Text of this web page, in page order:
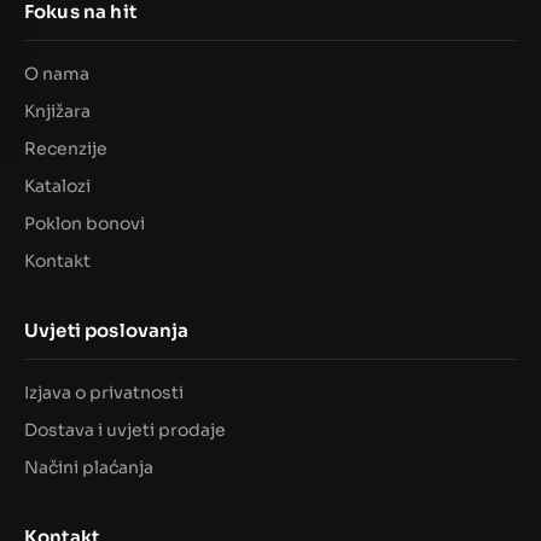
Fokus na hit
O nama
Knjižara
Recenzije
Katalozi
Poklon bonovi
Kontakt
Uvjeti poslovanja
Izjava o privatnosti
Dostava i uvjeti prodaje
Načini plaćanja